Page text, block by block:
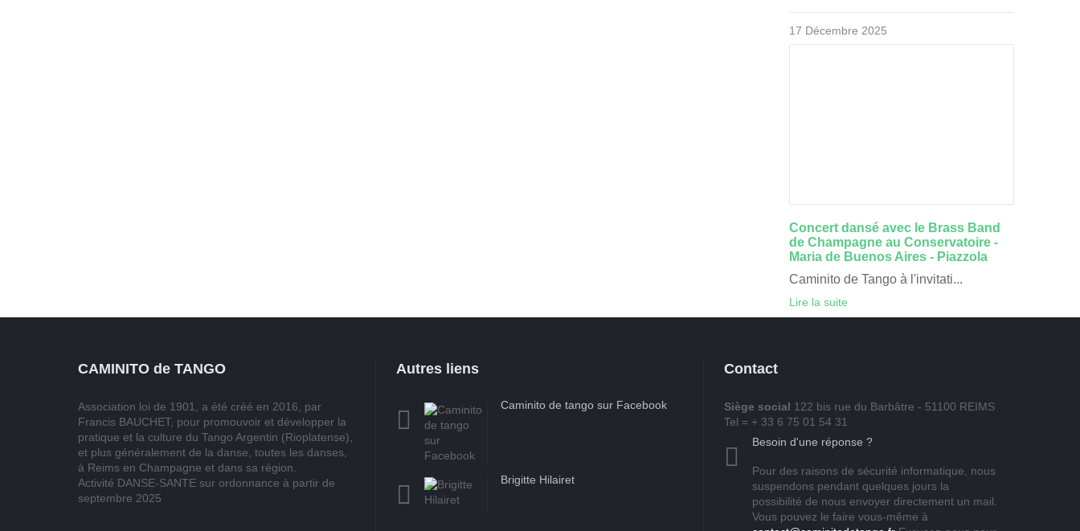
17 Décembre 2025
Concert dansé avec le Brass Band
de Champagne au Conservatoire -
Maria de Buenos Aires - Piazzola
Caminito de Tango à l'invitati...
Lire la suite
CAMINITO de TANGO
Association loi de 1901, a été créé en 2016, par
Francis BAUCHET, pour promouvoir et développer la
pratique et la culture du Tango Argentin (Rioplatense),
et plus généralement de la danse, toutes les danses,
à Reims en Champagne et dans sa région.
Activité DANSE-SANTE sur ordonnance à partir de
septembre 2025
Autres liens
Caminito de tango sur Facebook
Brigitte Hilairet
Contact
Siège social 122 bis rue du Barbâtre - 51100 REIMS
Tel = + 33 6 75 01 54 31
Besoin d'une réponse ?
Pour des raisons de sécurité informatique, nous
suspendons pendant quelques jours la
possibilité de nous envoyer directement un mail.
Vous pouvez le faire vous-même à